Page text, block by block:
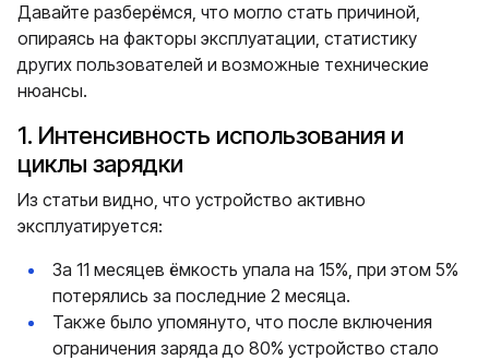
Давайте разберёмся, что могло стать причиной,
опираясь на факторы эксплуатации, статистику
других пользователей и возможные технические
нюансы.
1. Интенсивность использования и
циклы зарядки
Из статьи видно, что устройство активно
эксплуатируется:
За 11 месяцев ёмкость упала на 15%, при этом 5%
потерялись за последние 2 месяца.
Также было упомянуто, что после включения
ограничения заряда до 80% устройство стало